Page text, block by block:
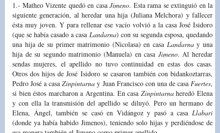
1.- Matheo Vizente quedó en casa Jimeno. Esta rama se extinguió en la
siguiente generación, al heredar una hija (Juliana Melchora) y fallecer
ésta muy joven. Y para rellenar ese vacío volvió a la casa José Isidoro
(que se había casado a casa Landarna) con su segunda esposa, quedando
una hija de su primer matrimonio (Nicolasa) en casa Landarnay una
hija de su segundo matrimonio (Manuela) en casa Jimeno. Al heredar
sendas mujeres, el apellido no tuvo continuidad en estas dos casas.
Otros dos hijos de José Isidoro se casaron también con bidankoztarras,
Pedro José a casaZinpintarna y Juan Francisco con una de casaFuertes,
si bien éstos marcharon a Argentina. En casa Zinpintarnaheredó Elena
y con ella la transmisión del apellido se diluyó. Pero un hermano de
Elena, Ángel, también se casó en Vidángoz y pasó a casa Llabari
(donde ya había habido Jimenos), teniendo solo hijas y perdiéndose de